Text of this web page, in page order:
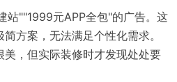
站""1999元APP全包"的广告。这
方案，无法满足个性化需求。
，但实际装修时才发现处处要